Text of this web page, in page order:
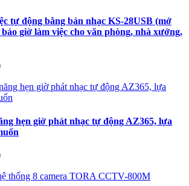
tự động bằng bản nhạc KS-28USB (mở
giờ làm việc cho văn phòng, nhà xưởng,
hẹn giờ phát nhạc tự động AZ365, lựa